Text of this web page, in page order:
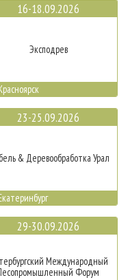
16-18.09.2026
Эксподрев
23-25.09.2026
& Деревообработка Урал
29-30.09.2026
Международный
Форум